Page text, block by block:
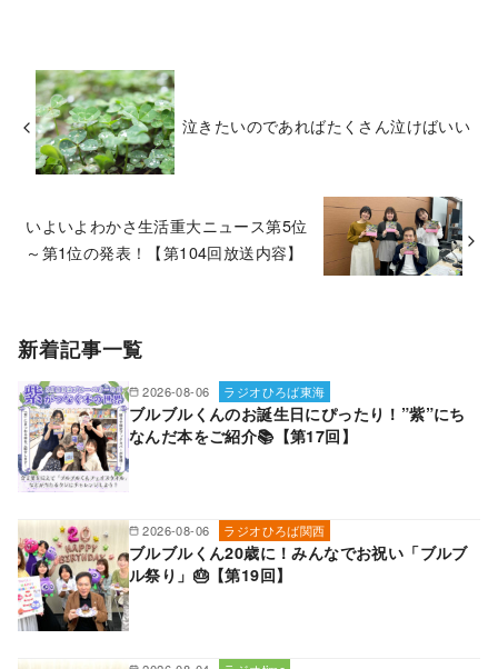
泣きたいのであればたくさん泣けばいい
いよいよわかさ生活重大ニュース第5位
～第1位の発表！【第104回放送内容】
新着記事一覧
2026-08-06 ラジオひろば東海
ブルブルくんのお誕生日にぴったり！”紫”にち
なんだ本をご紹介📚【第17回】
2026-08-06 ラジオひろば関西
ブルブルくん20歳に！みんなでお祝い「ブルブ
ル祭り」🎂【第19回】